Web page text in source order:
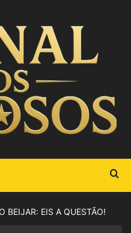
BEIJAR: EIS A QUESTÃO!